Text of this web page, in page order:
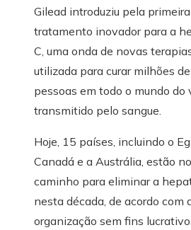
Gilead introduziu pela
tratamento inovador para a
C, uma onda de novas
utilizada para curar milhões de
pessoas em todo o mundo do
transmitido pelo sangue.
Hoje, 15 países, incluindo o
Canadá e a Austrália, estão
caminho para eliminar a
nesta década, de acordo com
organização sem fins